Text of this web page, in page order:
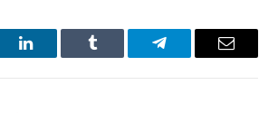
LinkedIn Tumblr Telegram Email